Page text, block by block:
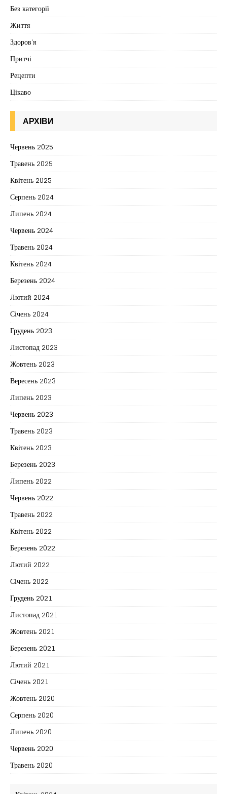
Без категорії
Життя
Здоров'я
Притчі
Рецепти
Цікаво
АРХІВИ
Червень 2025
Травень 2025
Квітень 2025
Серпень 2024
Липень 2024
Червень 2024
Травень 2024
Квітень 2024
Березень 2024
Лютий 2024
Січень 2024
Грудень 2023
Листопад 2023
Жовтень 2023
Вересень 2023
Липень 2023
Червень 2023
Травень 2023
Квітень 2023
Березень 2023
Липень 2022
Червень 2022
Травень 2022
Квітень 2022
Березень 2022
Лютий 2022
Січень 2022
Грудень 2021
Листопад 2021
Жовтень 2021
Березень 2021
Лютий 2021
Січень 2021
Жовтень 2020
Серпень 2020
Липень 2020
Червень 2020
Травень 2020